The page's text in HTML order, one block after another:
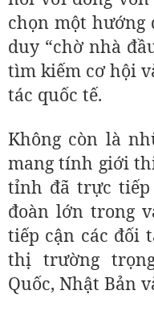
chọn một
duy “chờ nhà
tìm kiếm cơ hội
tác quốc tế.
Không còn là
mang tính giới
tỉnh đã trực
đoàn lớn trong
tiếp cận các đối
thị trường
Quốc, Nhật Bản